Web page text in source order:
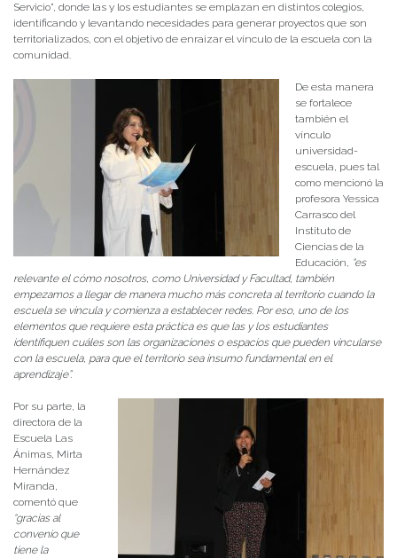
Servicio”, donde las y los estudiantes se emplazan en distintos colegios,
identificando y levantando necesidades para generar proyectos que son
territorializados, con el objetivo de enraizar el vínculo de la escuela con la
comunidad.
De esta manera
se fortalece
también el
vínculo
universidad-
escuela, pues tal
como mencionó la
profesora Yessica
Carrasco del
Instituto de
Ciencias de la
Educación, “es
relevante el cómo nosotros, como Universidad y Facultad, también
empezamos a llegar de manera mucho más concreta al territorio cuando la
escuela se vincula y comienza a establecer redes. Por eso, uno de los
elementos que requiere esta práctica es que las y los estudiantes
identifiquen cuáles son las organizaciones o espacios que pueden vincularse
con la escuela, para que el territorio sea insumo fundamental en el
aprendizaje”.
Por su parte, la
directora de la
Escuela Las
Ánimas, Mirta
Hernández
Miranda,
comentó que
“gracias al
convenio que
tiene la